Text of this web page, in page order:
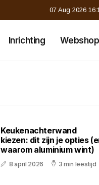
07 Aug 2026
Inrichting
Keukenachterwand
kiezen: dit zijn je opties
waarom aluminium wint)
8 april 2026 3 min leestijd